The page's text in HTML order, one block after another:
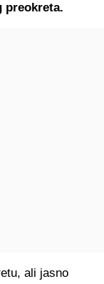
preokreta.
ali jasno